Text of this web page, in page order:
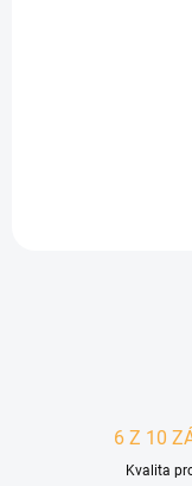
6 Z 10
Kvalita